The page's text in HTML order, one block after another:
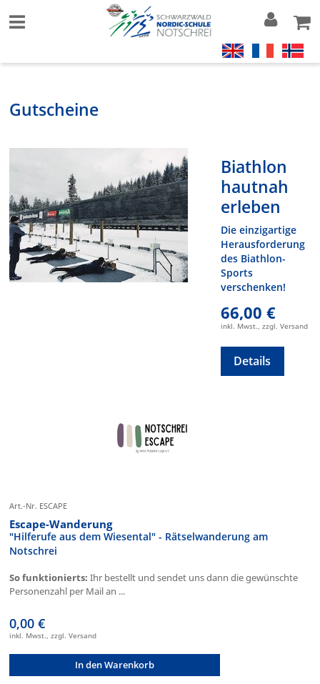
Gutscheine
Biathlon
hautnah
erleben
Die einzigartige
Herausforderung
des Biathlon-
Sports
verschenken!
66,00 €
inkl. Mwst., zzgl. Versand
Details
Art.-Nr. ESCAPE
Escape-Wanderung
"Hilferufe aus dem Wiesental" - Rätselwanderung am
Notschrei
So funktionierts: Ihr bestellt und sendet uns dann die gewünschte
Personenzahl per Mail an ...
0,00 €
inkl. Mwst., zzgl. Versand
In den Warenkorb